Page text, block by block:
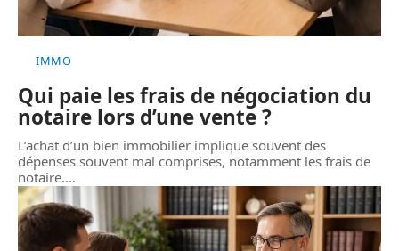
IMMO
Qui paie les frais de négociation du
notaire lors d’une vente ?
L’achat d’un bien immobilier implique souvent des
dépenses souvent mal comprises, notamment les frais de
notaire.…